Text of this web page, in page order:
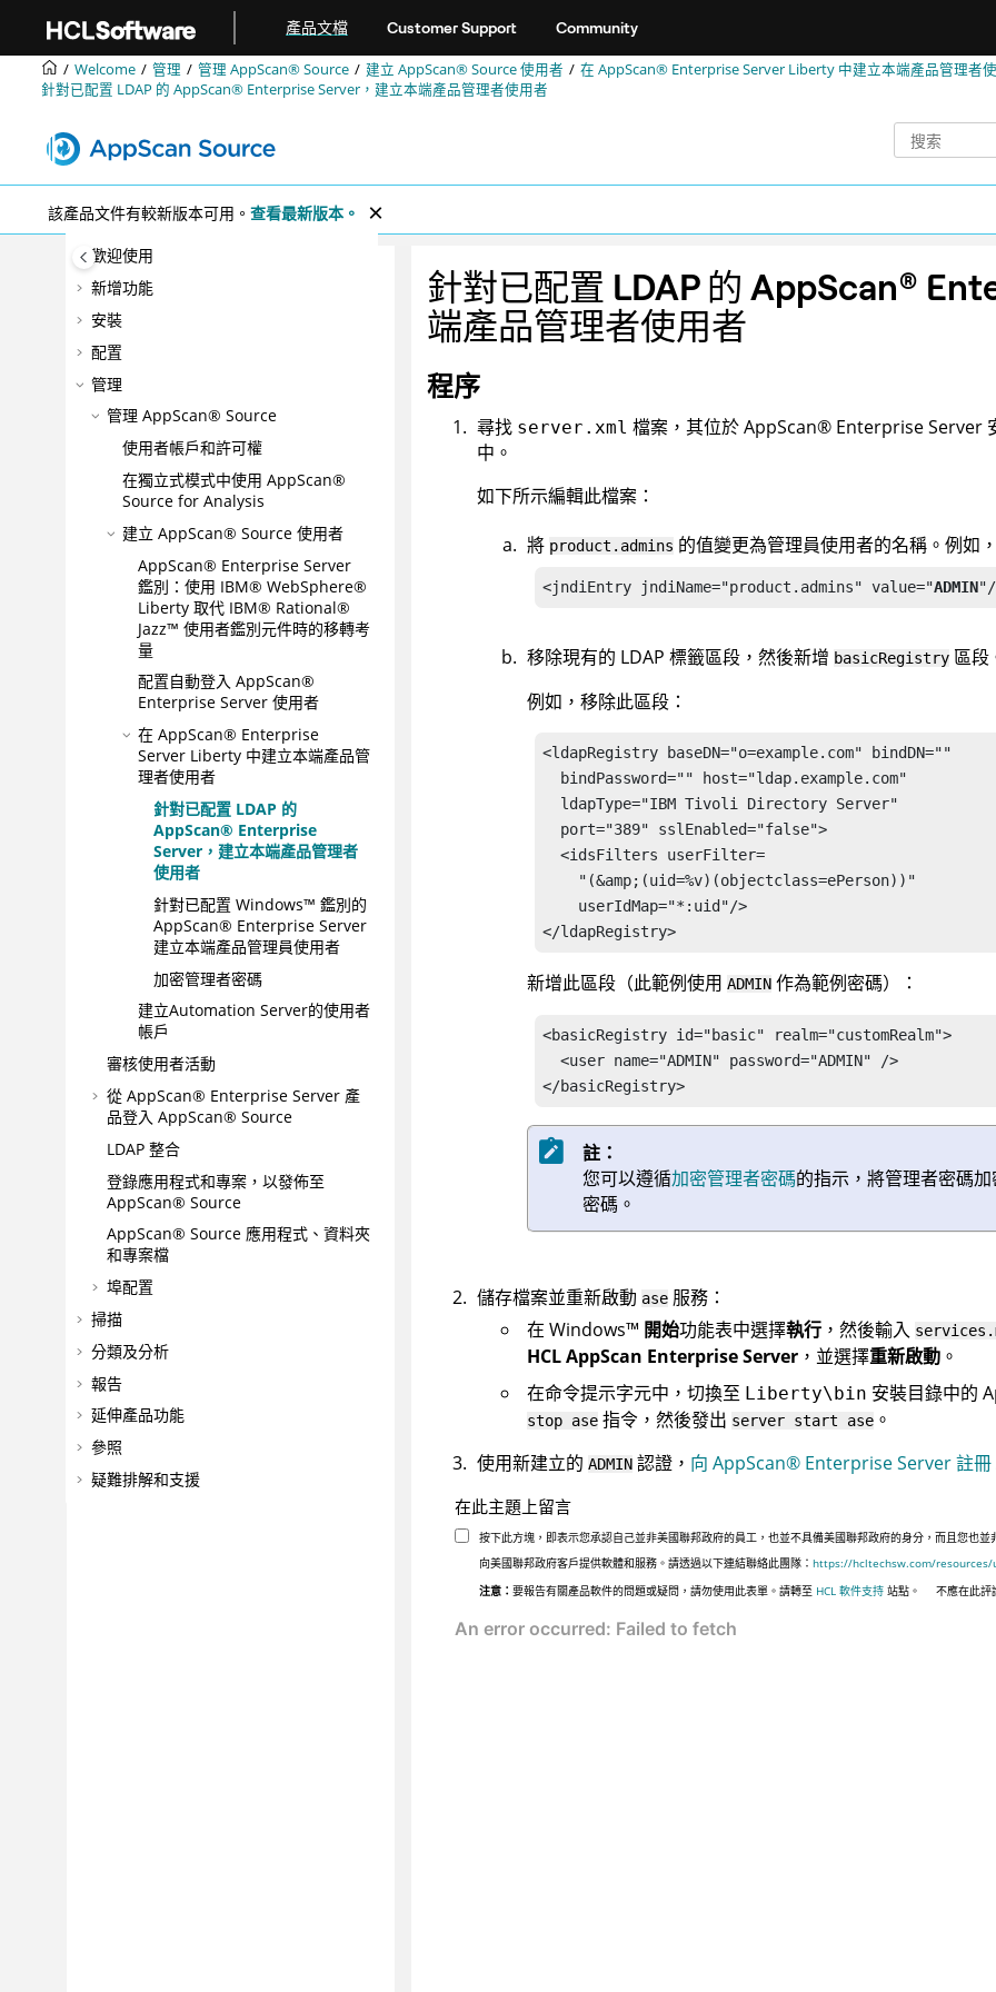
產品文檔 Customer Support Community
Welcome 管理 管理 AppScan® Source 建立 AppScan® Source使用者 在 AppScan® Enterprise Server Liberty 中建立本端產品管理者
針對已配置 LDAP 的 AppScan® Enterprise Server ，建立本端產品管理者使用者
該產品文件有較新版本可用。 查看最新版本。
歡迎使用
新增功能
安裝
配置
管理
管理 AppScan® Source
使用者帳戶和許可權
在獨立式模式中使用 AppScan®
Source for Analysis
建立 AppScan® Source 使用者
AppScan® Enterprise Server
鑑別：使用 IBM® WebSphere®
Liberty 取代 IBM® Rational®
Jazz™ 使用者鑑別元件時的移轉考
量
配置自動登入 AppScan®
Enterprise Server 使用者
在 AppScan® Enterprise
Server Liberty 中建立本端產品管
理者使用者
針對已配置 LDAP 的
AppScan® Enterprise
Server ，建立本端產品管理者
使用者
針對已配置 Windows™ 鑑別的
AppScan® Enterprise Server
建立本端產品管理員使用者
加密管理者密碼
建立Automation Server的使用者
帳戶
審核使用者活動
從 AppScan® Enterprise Server 產
品登入 AppScan® Source
LDAP 整合
登錄應用程式和專案，以發佈至
AppScan® Source
AppScan® Source 應用程式、資料夾
和專案檔
埠配置
掃描
分類及分析
報告
延伸產品功能
參照
疑難排解和支援
針對已配置 LDAP 的 AppScan®
端產品管理者使用者
程序
尋找 server.xml 檔案，其位於AppScan®Enterprise Server
中。
如下所示編輯此檔案：
將 product.admins 的值變更為管理員使用者的名稱。例如，
<jndiEntry jndiName="product.admins" value="ADMIN"/
移除現有的 LDAP 標籤區段，然後新增 basicRegistry區段
例如，移除此區段：
<ldapRegistry baseDN="o=example.com" bindDN=""
  bindPassword="" host="ldap.example.com"
  ldapType="IBM Tivoli Directory Server"
  port="389" sslEnabled="false">
  <idsFilters userFilter=
    "(&amp;(uid=%v)(objectclass=ePerson))"
    userIdMap="*:uid"/>
</ldapRegistry>
新增此區段（此範例使用 ADMIN作為範例密碼）：
<basicRegistry id="basic" realm="customRealm">
  <user name="ADMIN" password="ADMIN" />
</basicRegistry>
註：
您可以遵循加密管理者密碼的指示，將管理者密碼
密碼。
儲存檔案並重新啟動 ase服務：
在 Windows™ 開始功能表中選擇執行，然後輸入
HCL AppScan Enterprise Server，並選擇重新啟動。
在命令提示字元中，切換至 Liberty\bin 安裝目錄中的
stop ase指令，然後發出 server start ase。
使用新建立的 ADMIN認證， 向 AppScan®Enterprise Server 註冊
在此主題上留言
按下此方塊，即表示您承認自己並非美國聯邦政府的員工，也並不具備美國聯邦政府的身分，而且您也
向美國聯邦政府客戶提供軟體和服務。請透過以下連結聯絡此團隊：https://hcltechsw.com/resources/
注意：要報告有關產品軟件的問題或疑問，請勿使用此表單。請轉至 HCL 軟件支持 站點。 不應在此評